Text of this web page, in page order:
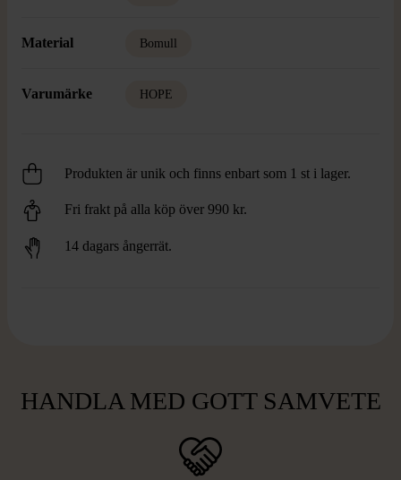
Material Bomull
Varumärke HOPE
Produkten är unik och finns enbart som 1 st i lager.
Fri frakt på alla köp över 990 kr.
14 dagars ångerrät.
HANDLA MED GOTT SAMVETE